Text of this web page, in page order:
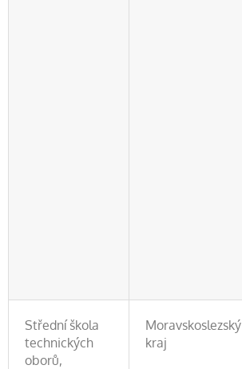
Střední škola
technických
oborů,
Moravskoslezský
kraj